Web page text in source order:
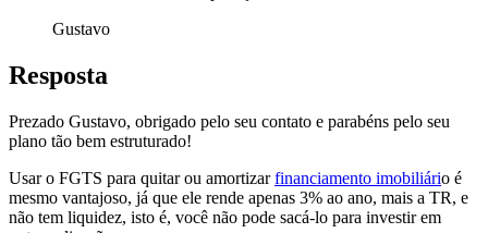
Gustavo
Resposta
Prezado Gustavo, obrigado pelo seu contato e parabéns pelo seu
plano tão bem estruturado!
Usar o FGTS para quitar ou amortizarfinanciamento imobiliário é
mesmo vantajoso, já que ele rende apenas 3% ao ano, mais a TR, e
não tem liquidez, isto é, você não pode sacá-lo para investir em